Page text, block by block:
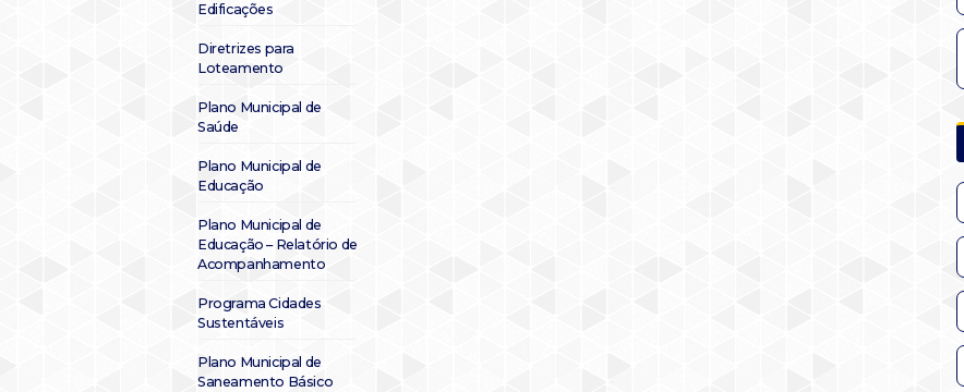
Edificações
Diretrizes para
Loteamento
Plano Municipal de
Saúde
Plano Municipal de
Educação
Plano Municipal de
Educação – Relatório de
Acompanhamento
Programa Cidades
Sustentáveis
Plano Municipal de
Saneamento Básico